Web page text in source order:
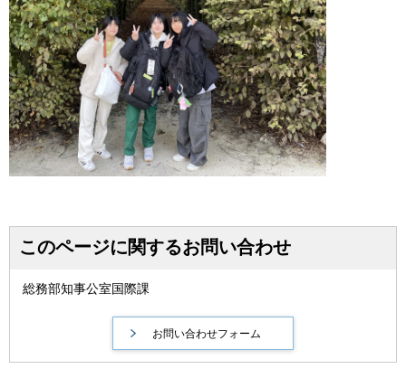
このページに関するお問い合わせ
総務部知事公室国際課